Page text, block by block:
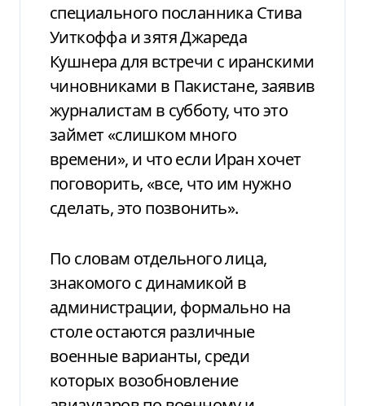
специального посланника Стива
Уиткоффа и зятя Джареда
Кушнера для встречи с иранскими
чиновниками в Пакистане, заявив
журналистам в субботу, что это
займет «слишком много
времени», и что если Иран хочет
поговорить, «все, что им нужно
сделать, это позвонить».
По словам отдельного лица,
знакомого с динамикой в
администрации, формально на
столе остаются различные
военные варианты, среди
которых возобновление